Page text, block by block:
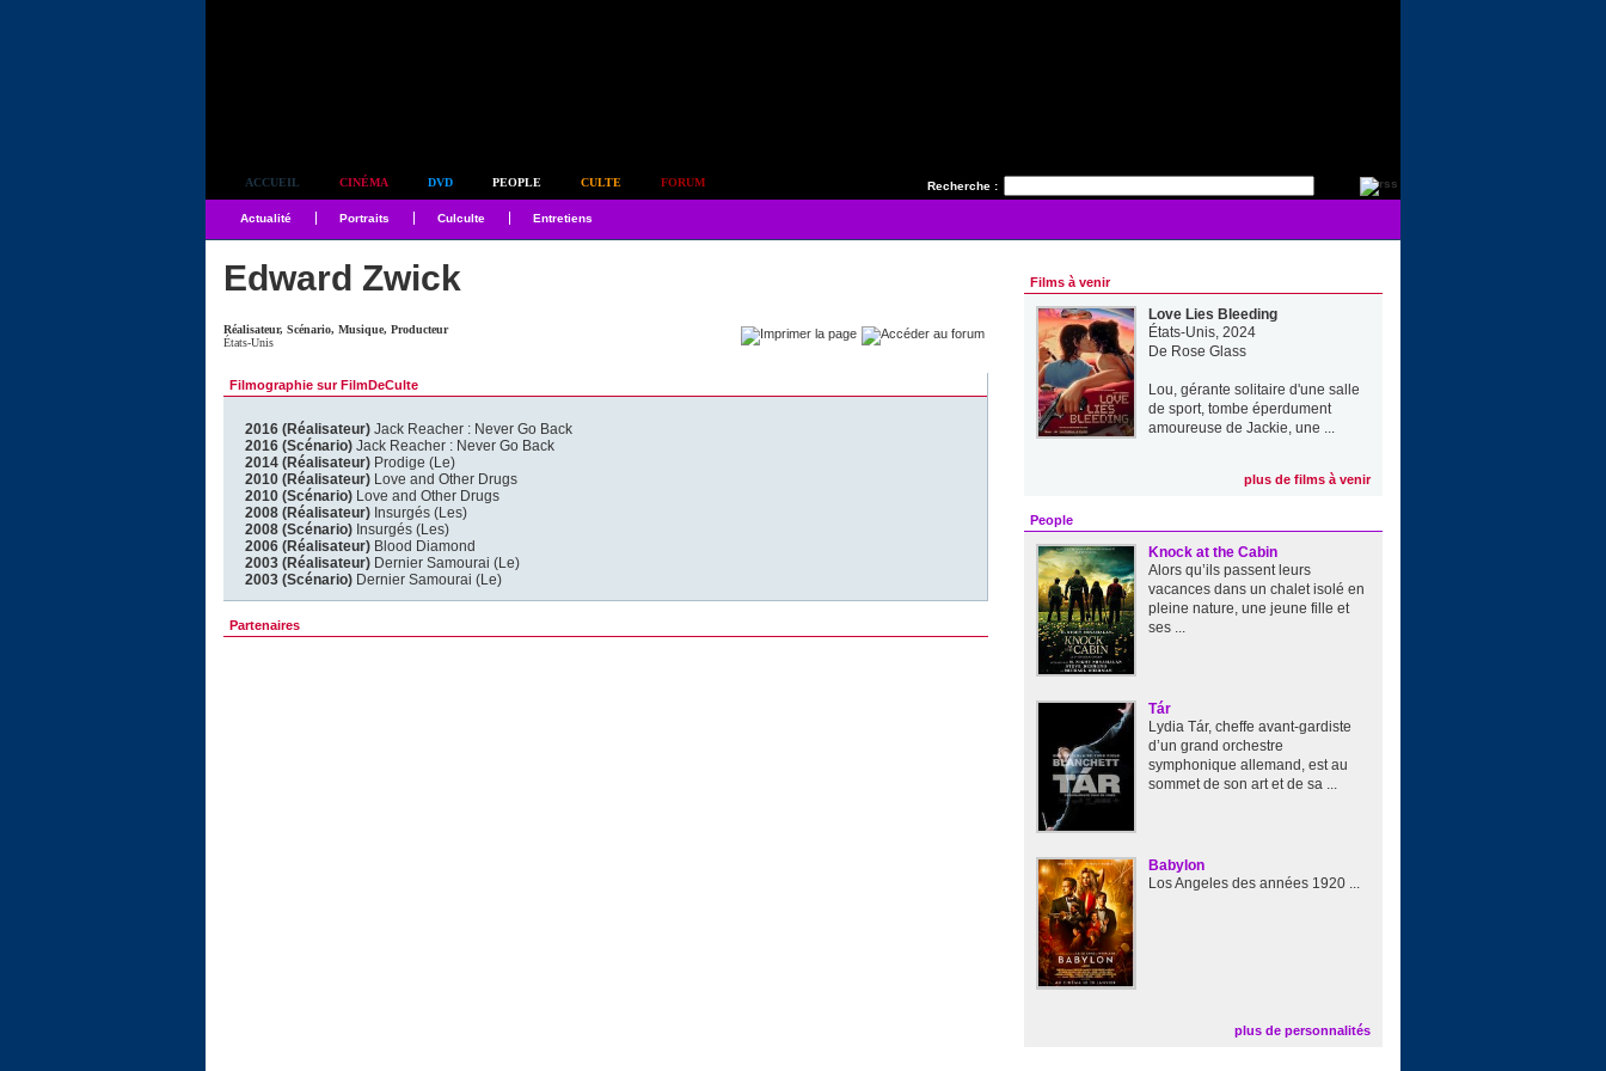
Recherche :
ACCUEIL CINÉMA DVD PEOPLE CULTE FORUM
Actualité Portraits Culculte Entretiens
Edward Zwick
Réalisateur, Scénario, Musique, Producteur
États-Unis
Filmographie sur FilmDeCulte
2016 (Réalisateur) Jack Reacher : Never Go Back
2016 (Scénario) Jack Reacher : Never Go Back
2014 (Réalisateur) Prodige (Le)
2010 (Réalisateur) Love and Other Drugs
2010 (Scénario) Love and Other Drugs
2008 (Réalisateur) Insurgés (Les)
2008 (Scénario) Insurgés (Les)
2006 (Réalisateur) Blood Diamond
2003 (Réalisateur) Dernier Samourai (Le)
2003 (Scénario) Dernier Samourai (Le)
Partenaires
Films à venir
Love Lies Bleeding
États-Unis, 2024
De Rose Glass
Lou, gérante solitaire d'une salle
de sport, tombe éperdument
amoureuse de Jackie, une ...
plus de films à venir
People
Knock at the Cabin
Alors qu’ils passent leurs
vacances dans un chalet isolé en
pleine nature, une jeune fille et
ses ...
Tár
Lydia Tár, cheffe avant-gardiste
d’un grand orchestre
symphonique allemand, est au
sommet de son art et de sa ...
Babylon
Los Angeles des années 1920 ...
plus de personnalités